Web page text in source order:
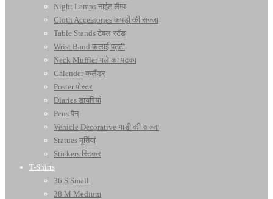
Night Lamps नाईट लैम्प
Cloth Accessories कपड़ों की सज्जा
Table Stands टेबल स्टैंड
Wrist Band कलाई पट्टी
Neck Muffler गले का पटका
Calender कलैंडर
Poster पोस्टर
Diaries डायरियां
Pens पैन
Vehicle Decorative गाडी की सज्जा
Statues मूर्तियां
Stickers स्टिकर
T-Shirts
36 S Small
38 M Medium